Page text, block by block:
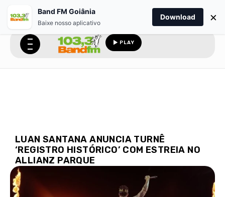
PLAY
LUAN SANTANA ANUNCIA TURNÊ
‘REGISTRO HISTÓRICO’ COM ESTREIA NO
ALLIANZ PARQUE
Band FM Goiânia
Baixe nosso aplicativo
Download ×